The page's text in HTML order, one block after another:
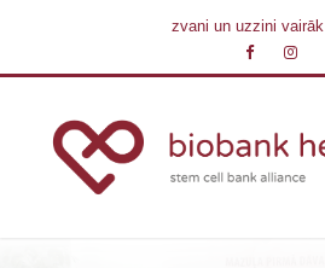
zvani un uzzini vairāk